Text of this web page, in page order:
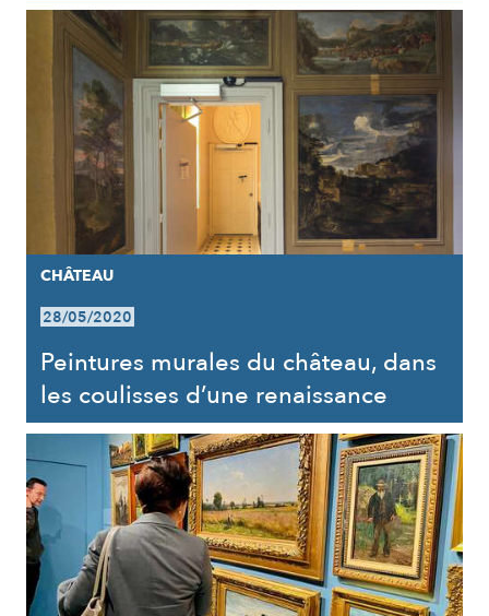
CHÂTEAU
28/05/2020
Peintures murales du château, dans
les coulisses d’une renaissance